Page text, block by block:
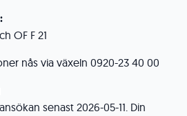
OF F 21
nås via växeln 0920-23 40 00
senast 2026-05-11. Din